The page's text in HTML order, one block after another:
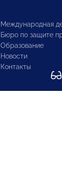
Международная
Бюро по защите
Образование
Новости
Контакты